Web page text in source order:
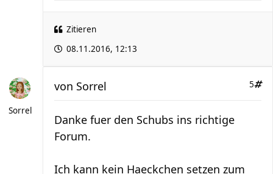
Zitieren
08.11.2016, 12:13
Sorrel
5
von Sorrel
Danke fuer den Schubs ins richtige
Forum.
Ich kann kein Haeckchen setzen zum